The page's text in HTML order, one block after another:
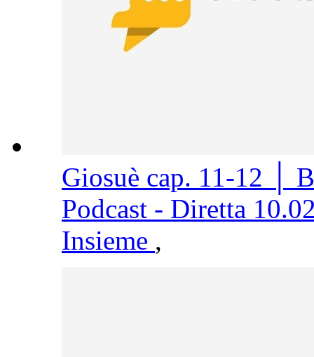
Giosuè cap. 11-12 │
Podcast - Diretta
Insieme ,